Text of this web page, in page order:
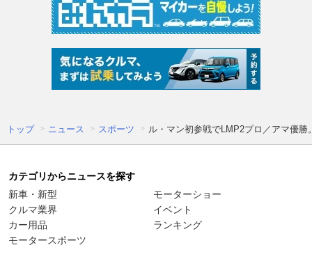
トップ ニュース スポーツ ル・マン初参戦でLMP2プロ／アマ優
カテゴリからニュースを探す
新車・新型
クルマ業界
カー用品
モータースポーツ
モーターショー
イベント
ランキング